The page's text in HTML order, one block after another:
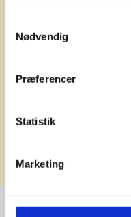
Nødvendig
Præferencer
Statistik
Marketing